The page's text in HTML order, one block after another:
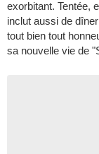
exorbitant. Tentée,
inclut aussi de
tout bien tout
sa nouvelle vie de